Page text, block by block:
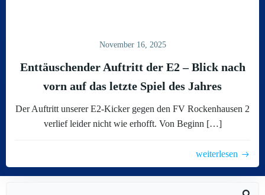
November 16, 2025
Enttäuschender Auftritt der E2 – Blick nach
vorn auf das letzte Spiel des Jahres
Der Auftritt unserer E2-Kicker gegen den FV Rockenhausen 2
verlief leider nicht wie erhofft. Von Beginn […]
weiterlesen